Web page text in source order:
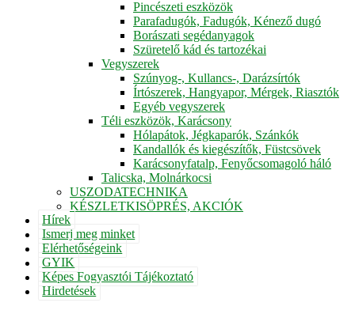
Pincészeti eszközök
Parafadugók, Fadugók, Kénező dugó
Borászati segédanyagok
Szüretelő kád és tartozékai
Vegyszerek
Szúnyog-, Kullancs-, Darázsírtók
Írtószerek, Hangyapor, Mérgek, Riasztók
Egyéb vegyszerek
Téli eszközök, Karácsony
Hólapátok, Jégkaparók, Szánkók
Kandallók és kiegészítők, Füstcsövek
Karácsonyfatalp, Fenyőcsomagoló háló
Talicska, Molnárkocsi
USZODATECHNIKA
KÉSZLETKISÖPRÉS, AKCIÓK
Hírek
Ismerj meg minket
Elérhetőségeink
GYIK
Képes Fogyasztói Tájékoztató
Hirdetések